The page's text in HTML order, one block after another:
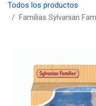
Todos los productos
Familias Sylvanian